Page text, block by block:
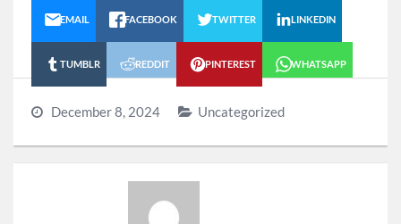
EMAIL FACEBOOK TWITTER LINKEDIN
TUMBLR REDDIT PINTEREST WHATSAPP
December 8, 2024 Uncategorized